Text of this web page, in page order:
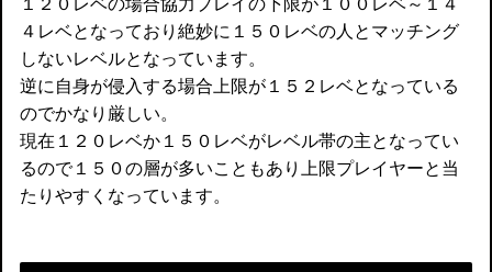
１２０レベの場合協力プレイの下限が１００レベ～１４
４レベとなっており絶妙に１５０レベの人とマッチング
しないレベルとなっています。
逆に自身が侵入する場合上限が１５２レベとなっている
のでかなり厳しい。
現在１２０レベか１５０レベがレベル帯の主となってい
るので１５０の層が多いこともあり上限プレイヤーと当
たりやすくなっています。